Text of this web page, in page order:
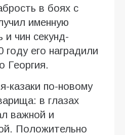
в боях с
именную
чин секунд-
его наградили
Георгия.
казаки по-новому
в глазах
важной и
Положительно